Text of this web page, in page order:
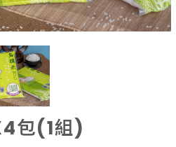
包(1組)